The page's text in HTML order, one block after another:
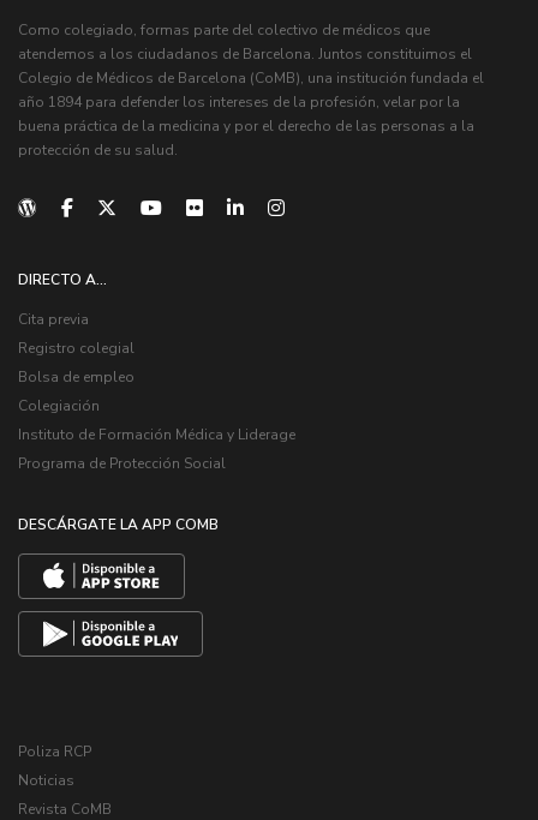
Como colegiado, formas parte del colectivo de médicos que
atendemos a los ciudadanos de Barcelona. Juntos constituimos el
Colegio de Médicos de Barcelona (CoMB), una institución fundada el
año 1894 para defender los intereses de la profesión, velar por la
buena práctica de la medicina y por el derecho de las personas a la
protección de su salud.
DIRECTO A...
Cita previa
Registro colegial
Bolsa de empleo
Colegiación
Instituto de Formación Médica y Liderage
Programa de Protección Social
DESCÁRGATE LA APP COMB
Poliza RCP
Noticias
Revista CoMB